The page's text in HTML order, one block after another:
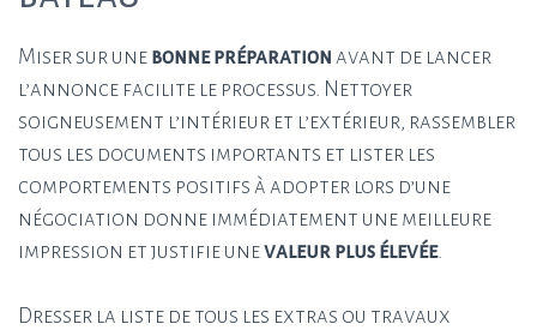
Miser sur une bonne préparation avant de lancer
l’annonce facilite le processus. Nettoyer
soigneusement l’intérieur et l’extérieur, rassembler
tous les documents importants et lister les
comportements positifs à adopter lors d’une
négociation donne immédiatement une meilleure
impression et justifie unevaleur plus élevée.
Dresser la liste de tous les extras ou travaux